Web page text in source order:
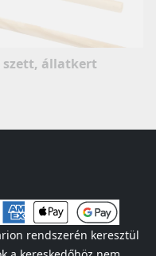
szett, állatkert
rendszerén keresztül